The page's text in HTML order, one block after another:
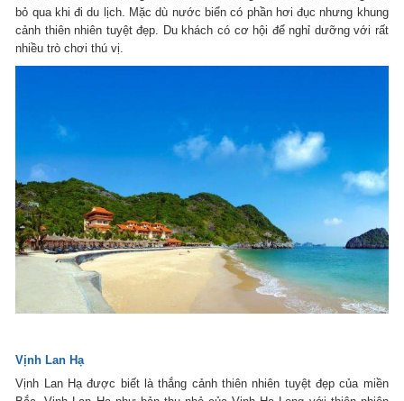
bỏ qua khi đi du lịch. Mặc dù nước biển có phần hơi đục nhưng khung
cảnh thiên nhiên tuyệt đẹp. Du khách có cơ hội để nghỉ dưỡng với rất
nhiều trò chơi thú vị.
Vịnh Lan Hạ
Vịnh Lan Hạ được biết là thắng cảnh thiên nhiên tuyệt đẹp của miền